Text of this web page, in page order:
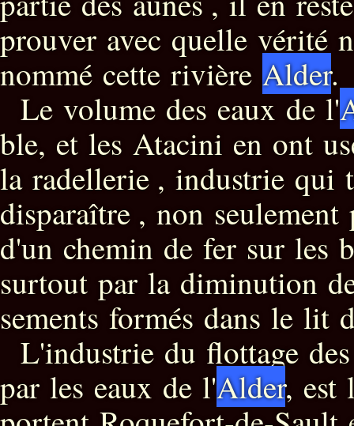
prouver avec quelle vérité
nommé cette rivière Alder.
Le volume des eaux de l'
ble, et les Atacini en ont
la radellerie , industrie qui
disparaître , non
d'un chemin de fer sur les
surtout par la diminution
sements formés dans le lit
L'industrie du flottage
par les eaux de l'Alder, est